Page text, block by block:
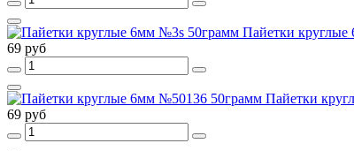
Пайетки
69 руб
Пайетки
69 руб